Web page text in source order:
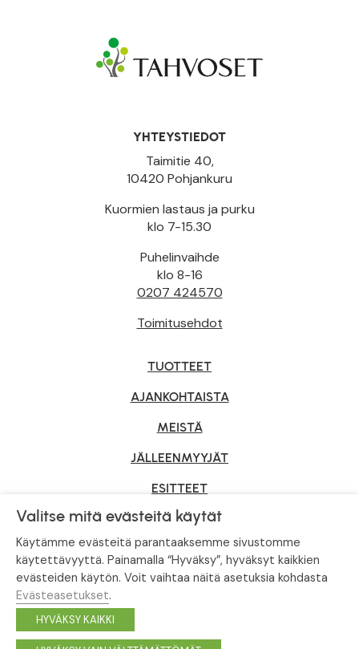
YHTEYSTIEDOT
Taimitie 40,
10420 Pohjankuru
Kuormien lastaus ja purku
klo 7-15.30
Puhelinvaihde
klo 8-16
0207 424570
Toimitusehdot
TUOTTEET
AJANKOHTAISTA
MEISTÄ
JÄLLEENMYYJÄT
ESITTEET
YRITYSMYYNTI
Tietosuojaseloste
© Tahvoset, All Rights Reserved.
Facebook
Valitse mitä evästeitä käytät
Käytämme evästeitä parantaaksemme sivustomme
käytettävyyttä. Painamalla “Hyväksy”, hyväksyt kaikkien
evästeiden käytön. Voit vaihtaa näitä asetuksia kohdasta
Evästeasetukset.
HYVÄKSY KAIKKI